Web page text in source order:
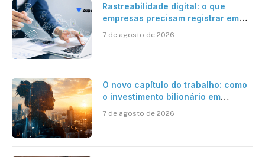
Rastreabilidade digital: o que
empresas precisam registrar em
7 de agosto de 2026
O novo capítulo do trabalho: como
o investimento bilionário em
verdadeira era da inteligência
7 de agosto de 2026